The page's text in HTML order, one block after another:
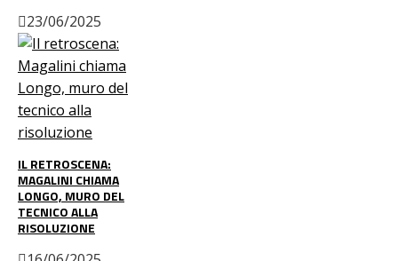
23/06/2025
IL RETROSCENA:
MAGALINI CHIAMA
LONGO, MURO DEL
TECNICO ALLA
RISOLUZIONE